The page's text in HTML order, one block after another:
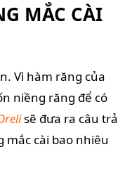
MẮC CÀI
Vì hàm răng của
niềng răng để có
sẽ đưa ra câu trả
mắc cài bao nhiêu